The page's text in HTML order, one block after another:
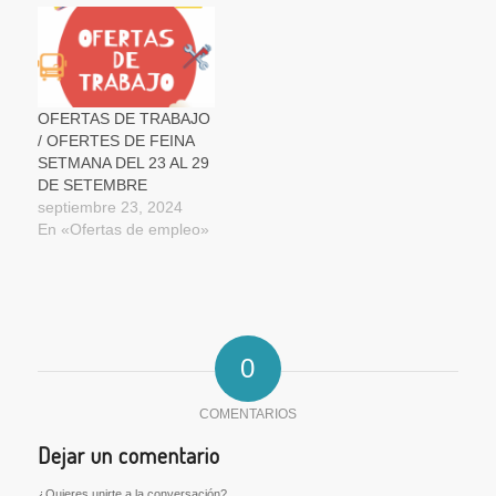
OFERTAS DE TRABAJO
/ OFERTES DE FEINA
SETMANA DEL 23 AL 29
DE SETEMBRE
septiembre 23, 2024
En «Ofertas de empleo»
0
COMENTARIOS
Dejar un comentario